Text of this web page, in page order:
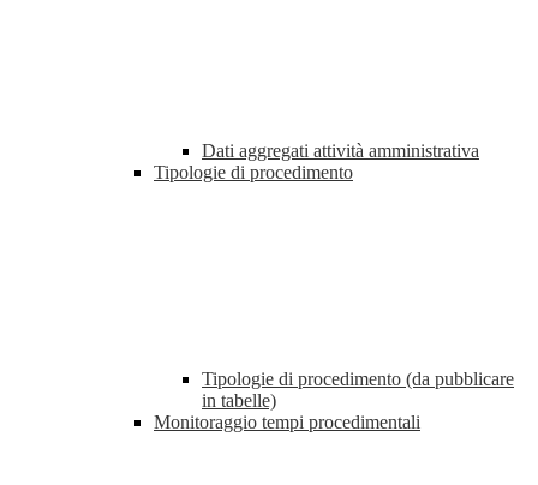
Dati aggregati attività amministrativa
Tipologie di procedimento
Tipologie di procedimento (da pubblicare
in tabelle)
Monitoraggio tempi procedimentali